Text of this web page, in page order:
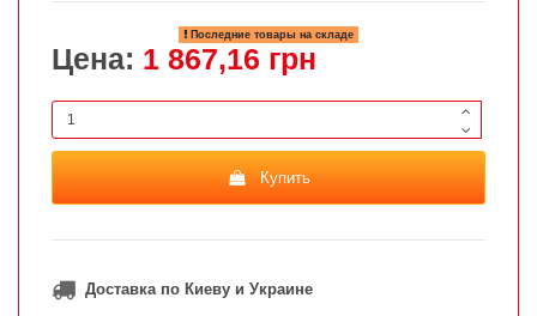
Последние товары на складе
Цена: 1 867,16 грн
Купить
Доставка по Киеву и Украине